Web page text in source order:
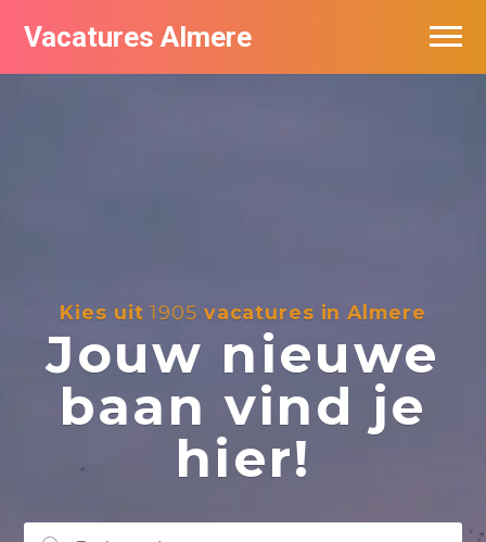
Vacatures Almere
Kies uit1905 vacatures in Almere
Jouw nieuwe
baan vind je
hier!
Vacatures per bedrijf